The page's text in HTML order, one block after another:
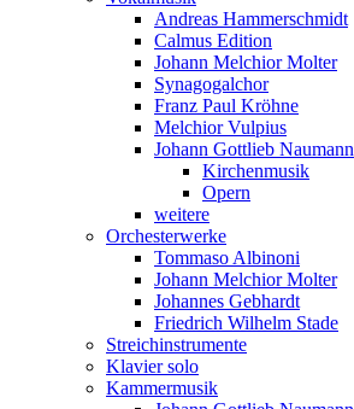
Andreas Hammerschmidt
Calmus Edition
Johann Melchior Molter
Synagogalchor
Franz Paul Kröhne
Melchior Vulpius
Johann Gottlieb Naumann
Kirchenmusik
Opern
weitere
Orchesterwerke
Tommaso Albinoni
Johann Melchior Molter
Johannes Gebhardt
Friedrich Wilhelm Stade
Streichinstrumente
Klavier solo
Kammermusik